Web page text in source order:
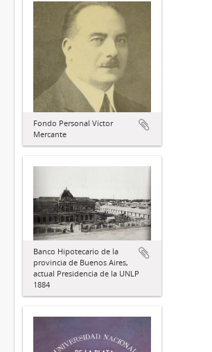
Fondo Personal Víctor
Mercante
Banco Hipotecario de la
provincia de Buenos Aires,
actual Presidencia de la UNLP
1884